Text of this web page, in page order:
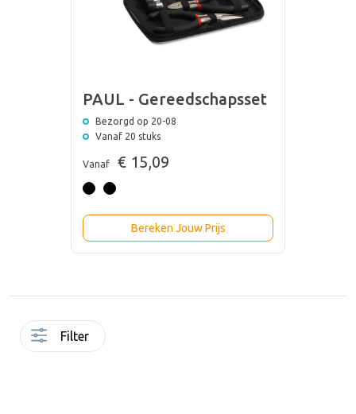
PAUL - Gereedschapsset
Bezorgd op 20-08
Vanaf 20 stuks
Vanaf € 15,09
Bereken Jouw Prijs
Filter